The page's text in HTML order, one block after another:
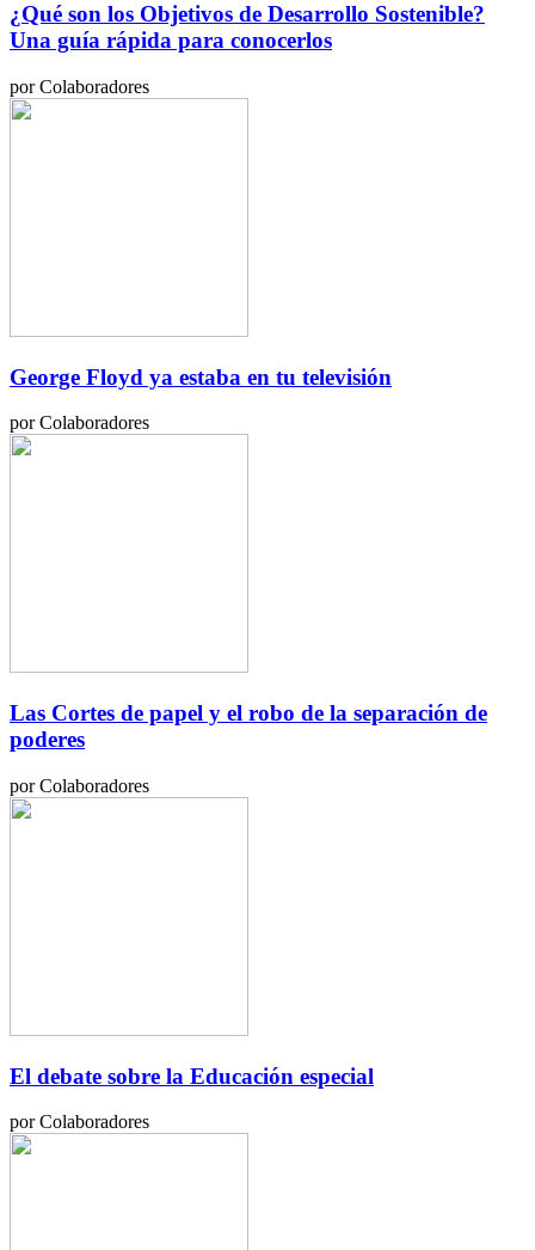
¿Qué son los Objetivos de Desarrollo Sostenible?
Una guía rápida para conocerlos
por Colaboradores
George Floyd ya estaba en tu televisión
por Colaboradores
Las Cortes de papel y el robo de la separación de
poderes
por Colaboradores
El debate sobre la Educación especial
por Colaboradores